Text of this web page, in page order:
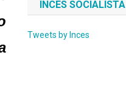
INCES SOCIALISTA
Tweets by Inces